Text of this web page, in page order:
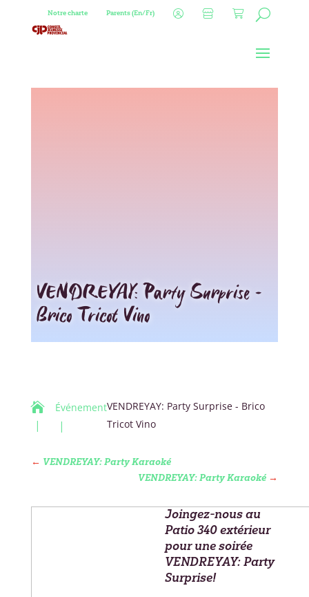
Notre charte Parents (En/Fr)
VENDREYAY: Party Surprise –
Brico Tricot Vino
 ÉvénementVENDREYAY: Party Surprise - Brico
Tricot Vino
← VENDREYAY: Party Karaoké
VENDREYAY: Party Karaoké →
Joingez-nous au
Patio 340 extérieur
pour une soirée
VENDREYAY: Party
Surprise!